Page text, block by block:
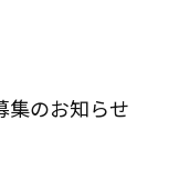
集のお知らせ